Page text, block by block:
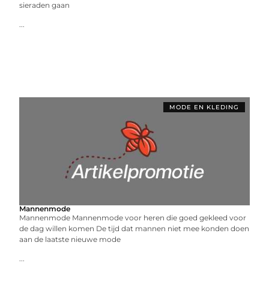
sieraden gaan
...
MODE EN KLEDING
Mannenmode
Mannenmode Mannenmode voor heren die goed gekleed voor
de dag willen komen De tijd dat mannen niet mee konden doen
aan de laatste nieuwe mode
...